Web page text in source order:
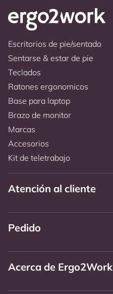
Escritorios de pie/sentado
Sentarse & estar de pie
Teclados
Ratones ergonomicos
Base para laptop
Brazo de monitor
Marcas
Accesorios
Kit de teletrabajo
Atención al cliente
Pedido
Acerca de Ergo2Work